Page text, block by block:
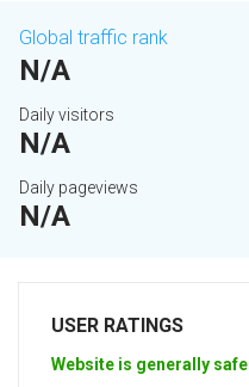
Global traffic rank
N/A
Daily visitors
N/A
Daily pageviews
N/A
USER RATINGS
Website is generally safe